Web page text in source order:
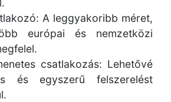
A leggyakoribb méret,
európai és nemzetközi
csatlakozás: Lehetővé
és egyszerű felszerelést